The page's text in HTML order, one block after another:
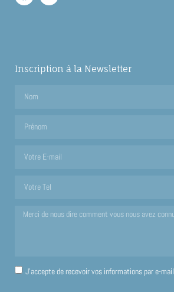
Inscription à la Newsletter
J'accepte de recevoir vos informations par e-mail